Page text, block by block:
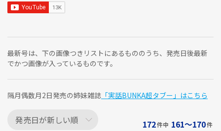
最新号は、下の画像つきリストにあるもののうち、発売日後最新
でかつ画像が入っているものです。
隔月偶数月2日発売の姉妹雑誌 「実話BUNKA超タブー」はこちら
172件中 161〜170件